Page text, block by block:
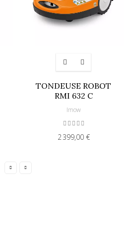
TONDEUSE ROBOT
RMI 632 C
Imow
2 399,00 €